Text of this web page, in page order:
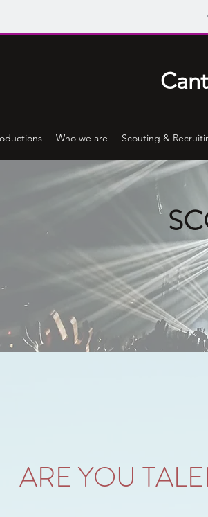
Who we are Scouting &
ARE YOU